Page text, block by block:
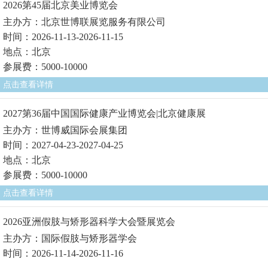
2026第45届北京美业博览会
主办方：北京世博联展览服务有限公司
时间：2026-11-13-2026-11-15
地点：北京
参展费：5000-10000
点击查看详情
2027第36届中国国际健康产业博览会|北京健康展
主办方：世博威国际会展集团
时间：2027-04-23-2027-04-25
地点：北京
参展费：5000-10000
点击查看详情
2026亚洲假肢与矫形器科学大会暨展览会
主办方：国际假肢与矫形器学会
时间：2026-11-14-2026-11-16